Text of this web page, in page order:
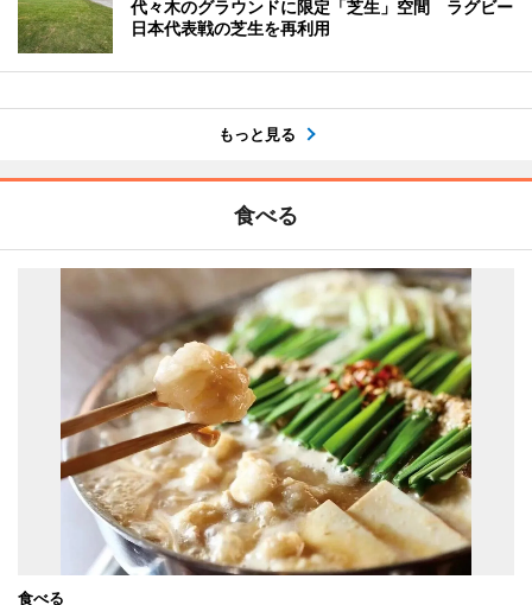
代々木のグラウンドに限定「芝生」空間 ラグビー
日本代表戦の芝生を再利用
もっと見る
食べる
食べる